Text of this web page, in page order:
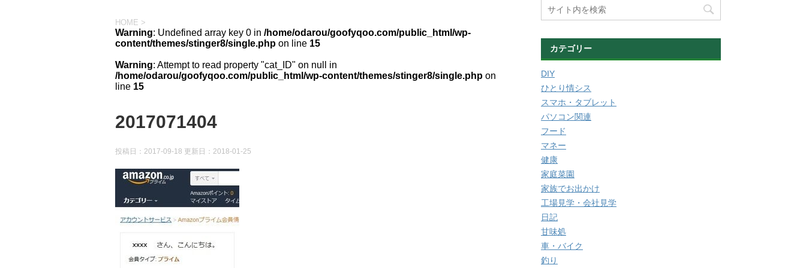
HOME >
Warning: Undefined array key 0 in /home/odarou/goofyqoo.com/public_html/wp-
content/themes/stinger8/single.php on line 15
Warning: Attempt to read property "cat_ID" on null in
/home/odarou/goofyqoo.com/public_html/wp-content/themes/stinger8/single.php on
line 15
2017071404
投稿日：2017-09-18 更新日： 2018-01-25
カテゴリー
DIY
ひとり情シス
スマホ・タブレット
パソコン関連
フード
マネー
健康
家庭菜園
家族でお出かけ
工場見学・会社見学
日記
甘味処
車・バイク
釣り